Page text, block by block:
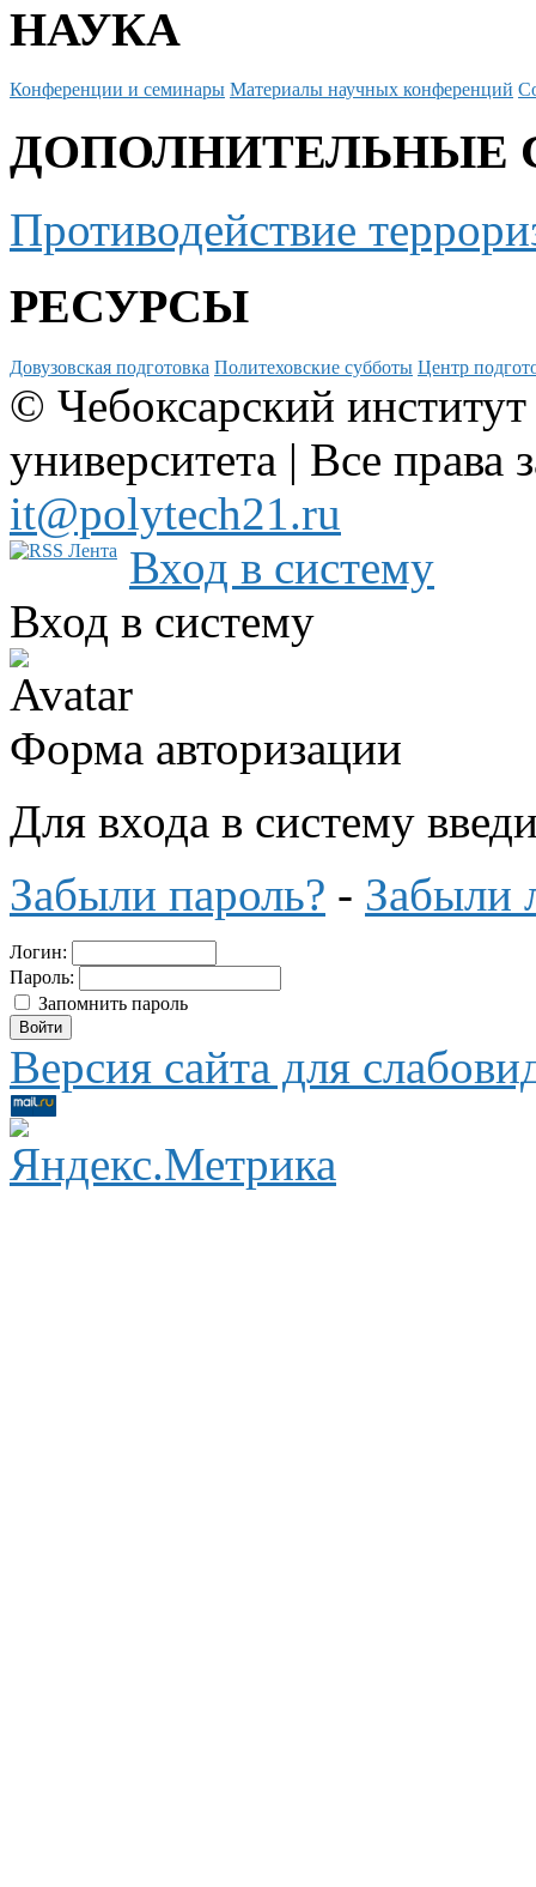
НАУКА
Конференции и семинары Материалы научных конференций
ДОПОЛНИТЕЛЬНЫЕ
Противодействие
РЕСУРСЫ
Довузовская подготовка Политеховские субботы Центр
© Чебоксарский
университета | Все
it@polytech21.ru
Вход в систему
Вход в систему
Форма авторизации
Для входа в систему
Забыли пароль? - Забыли
Логин:
Пароль:
Запомнить пароль
Версия сайта для